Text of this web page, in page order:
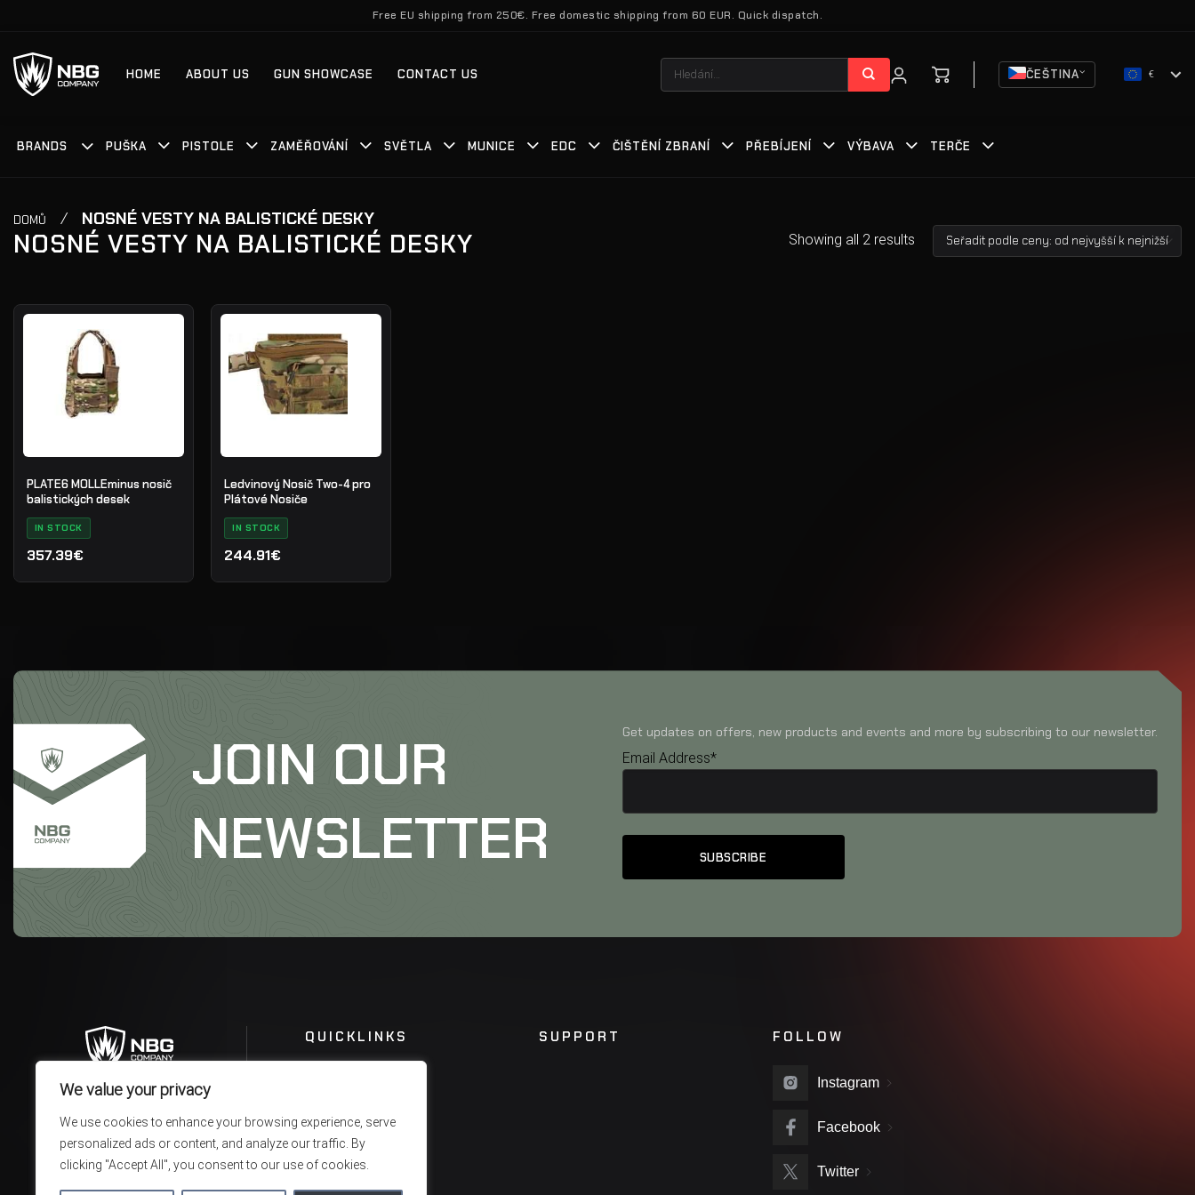
We value your privacy
We use cookies to enhance your browsing experience, serve
personalized ads or content, and analyze our traffic. By
clicking "Accept All", you consent to our use of cookies.
obsah
Free EU shipping from 250€. Free domestic shipping from 60 EUR. Quick dispatch.
HOME ABOUT US GUN SHOWCASE CONTACT US
Hledat:
ČEŠTINA €
BRANDS PUŠKA PISTOLE ZAMĚŘOVÁNÍ SVĚTLA MUNICE EDC ČIŠTĚNÍ ZBRANÍ PŘEBÍJENÍ VÝBAVA TERČE
DOMŮ / NOSNÉ VESTY NA BALISTICKÉ DESKY
NOSNÉ VESTY NA BALISTICKÉ DESKY Showing all 2 results
PLATE6 MOLLEminus nosič
balistických desek
IN STOCK
357.39€
Ledvinový Nosič Two-4 pro
Plátové Nosiče
IN STOCK
244.91€
JOIN OUR
NEWSLETTER
Get updates on offers, new products and events and more by subscribing to our newsletter.
Email Address*
QUICKLINKS SUPPORT FOLLOW
Instagram
Facebook
Twitter